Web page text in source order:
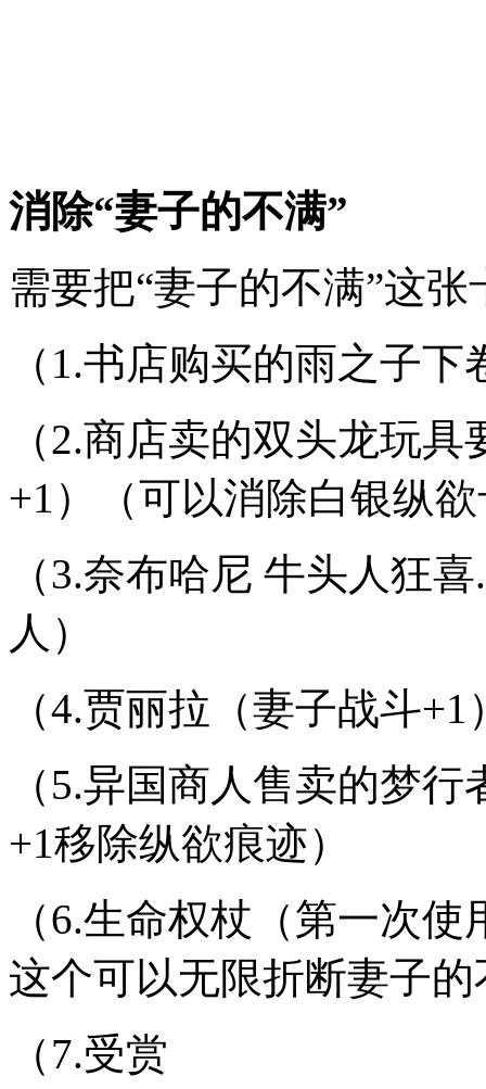
消除“妻子的不满”
需要把“妻子的不满”这
（1.书店购买的雨之子
（2.商店卖的双头龙玩
+1）（可以消除白银纵
（3.奈布哈尼 牛头人狂
人）
（4.贾丽拉（妻子战斗+1
（5.异国商人售卖的梦
+1移除纵欲痕迹）
（6.生命权杖（第一次
这个可以无限折断妻子的
（7.受赏